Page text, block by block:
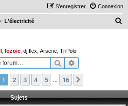
Connexion
S’enregistrer
L'électricité
c
h
lozoic dj flex Arsene TriPolo
Rechercher
1sur16
1 2 3 4 5 16
Sujets